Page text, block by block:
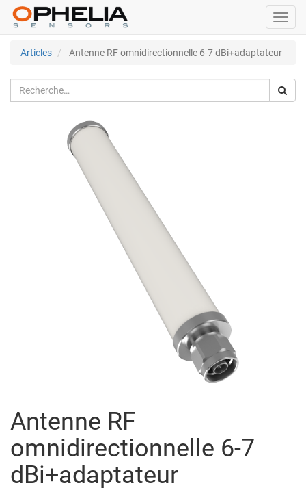
la
Articles Antenne RF omnidirectionnelle 6-7 dBi+adaptateur
Antenne RF
omnidirectionnelle 6-7
dBi+adaptateur